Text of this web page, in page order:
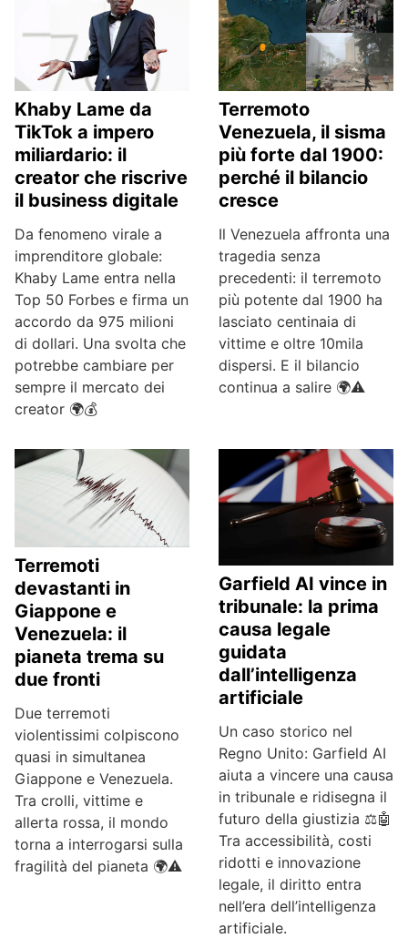
Khaby Lame da
TikTok a impero
miliardario: il
creator che riscrive
il business digitale
Da fenomeno virale a
imprenditore globale:
Khaby Lame entra nella
Top 50 Forbes e firma un
accordo da 975 milioni
di dollari. Una svolta che
potrebbe cambiare per
sempre il mercato dei
creator 🌍💰
Terremoto
Venezuela, il sisma
più forte dal 1900:
perché il bilancio
cresce
Il Venezuela affronta una
tragedia senza
precedenti: il terremoto
più potente dal 1900 ha
lasciato centinaia di
vittime e oltre 10mila
dispersi. E il bilancio
continua a salire 🌍⚠️
Terremoti
devastanti in
Giappone e
Venezuela: il
pianeta trema su
due fronti
Due terremoti
violentissimi colpiscono
quasi in simultanea
Giappone e Venezuela.
Tra crolli, vittime e
allerta rossa, il mondo
torna a interrogarsi sulla
fragilità del pianeta 🌍⚠️
Garfield AI vince in
tribunale: la prima
causa legale
guidata
dall’intelligenza
artificiale
Un caso storico nel
Regno Unito: Garfield AI
aiuta a vincere una causa
in tribunale e ridisegna il
futuro della giustizia ⚖️🤖
Tra accessibilità, costi
ridotti e innovazione
legale, il diritto entra
nell’era dell’intelligenza
artificiale.